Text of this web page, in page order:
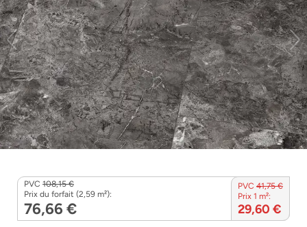
PVC 108,15 €
Prix du forfait (2,59 m²):
76,66 €
PVC 41,75 €
Prix 1 m²:
29,60 €